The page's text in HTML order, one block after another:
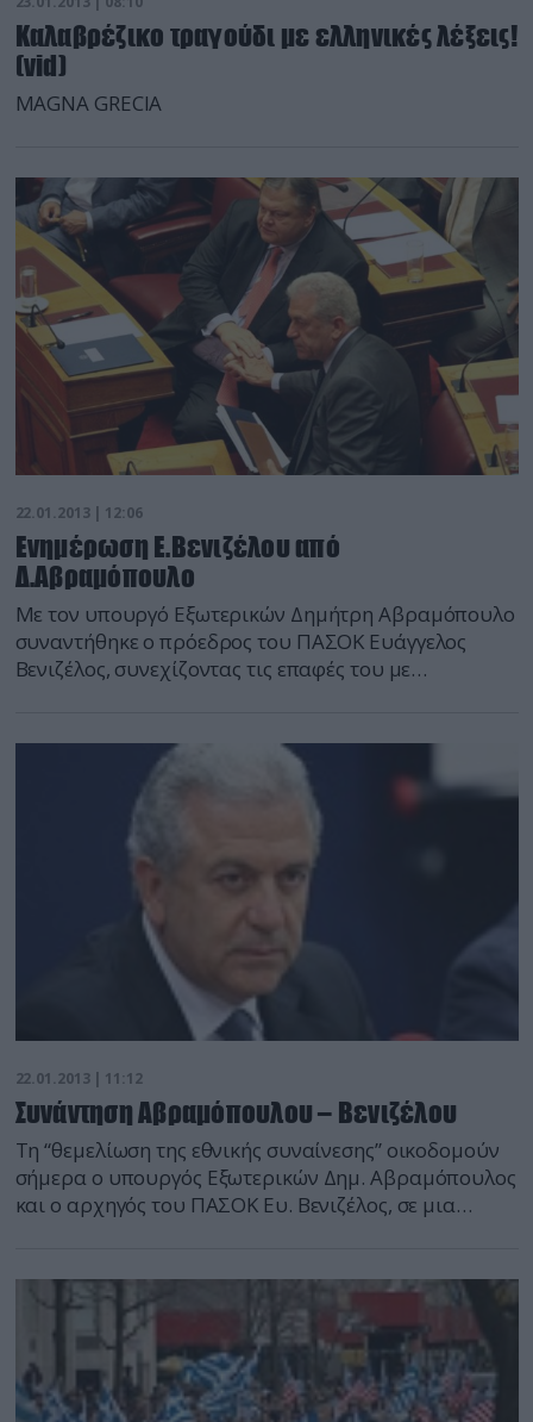
Καλαβρέζικο τραγούδι με ελληνικές λέξεις!
(vid)
MAGNA GRECIA
22.01.2013 | 12:06
Ενημέρωση Ε.Βενιζέλου από
Δ.Αβραμόπουλο
Με τον υπουργό Εξωτερικών Δημήτρη Αβραμόπουλο
συναντήθηκε ο πρόεδρος του ΠΑΣΟΚ Ευάγγελος
Βενιζέλος, συνεχίζοντας τις επαφές του με
θέματα εξωτερικής πολιτικής, ενώ ο κ. Βενιζέλος
τόνισε πως η συνάντηση ήταν απαραίτητη, καθώς «ο
όρος πατριώτης παραπέμπει σε μια πιο δύσκολη
ερμηνεία». Στη συνάντηση […]
22.01.2013 | 11:12
Συνάντηση Αβραμόπουλου – Βενιζέλου
Τη “θεμελίωση της εθνικής συναίνεσης” οικοδομούν
σήμερα ο υπουργός Εξωτερικών Δημ. Αβραμόπουλος
και ο αρχηγός του ΠΑΣΟΚ Ευ. Βενιζέλος, σε μια
παράγοντες. Ο υπουργός Εξωτερικών σημείωσε
σχετικά, πως απαιτείται εθνική συνεννόηση σε
θέματα εξωτερικής πολιτικής, ενώ ο κ. Βενιζέλος
τόνισε πως η σημερινή συνάντηση […]